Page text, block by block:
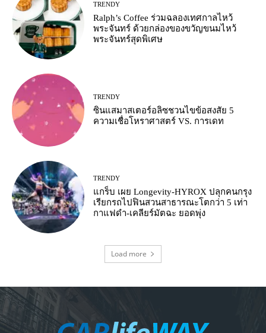
TRENDY
Ralph’s Coffee ร่วมฉลองเทศกาลไหว้
พระจันทร์ ด้วยกล่องของขวัญขนมไหว้
พระจันทร์สุดพิเศษ
TRENDY
ซินแสมาสเตอร์อลิซชวนไขข้อสงสัย 5
ความเชื่อโหราศาสตร์ VS. การเดท
TRENDY
แกร็บ เผย Longevity-HYROX ปลุกคนกรุง
เรียกรถไปฟินสวนสาธารณะโตกว่า 5 เท่า
กาแฟดำ-เคลียร์มัตฉะ ยอดพุ่ง
Load more